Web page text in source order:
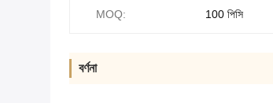
MOQ: 100 পিসি
বর্ণনা